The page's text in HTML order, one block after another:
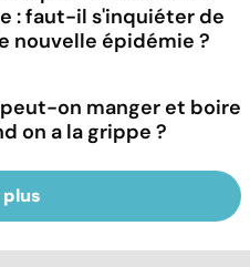
: faut-il s'inquiéter de
nouvelle épidémie ?
on manger et boire
on a la grippe ?